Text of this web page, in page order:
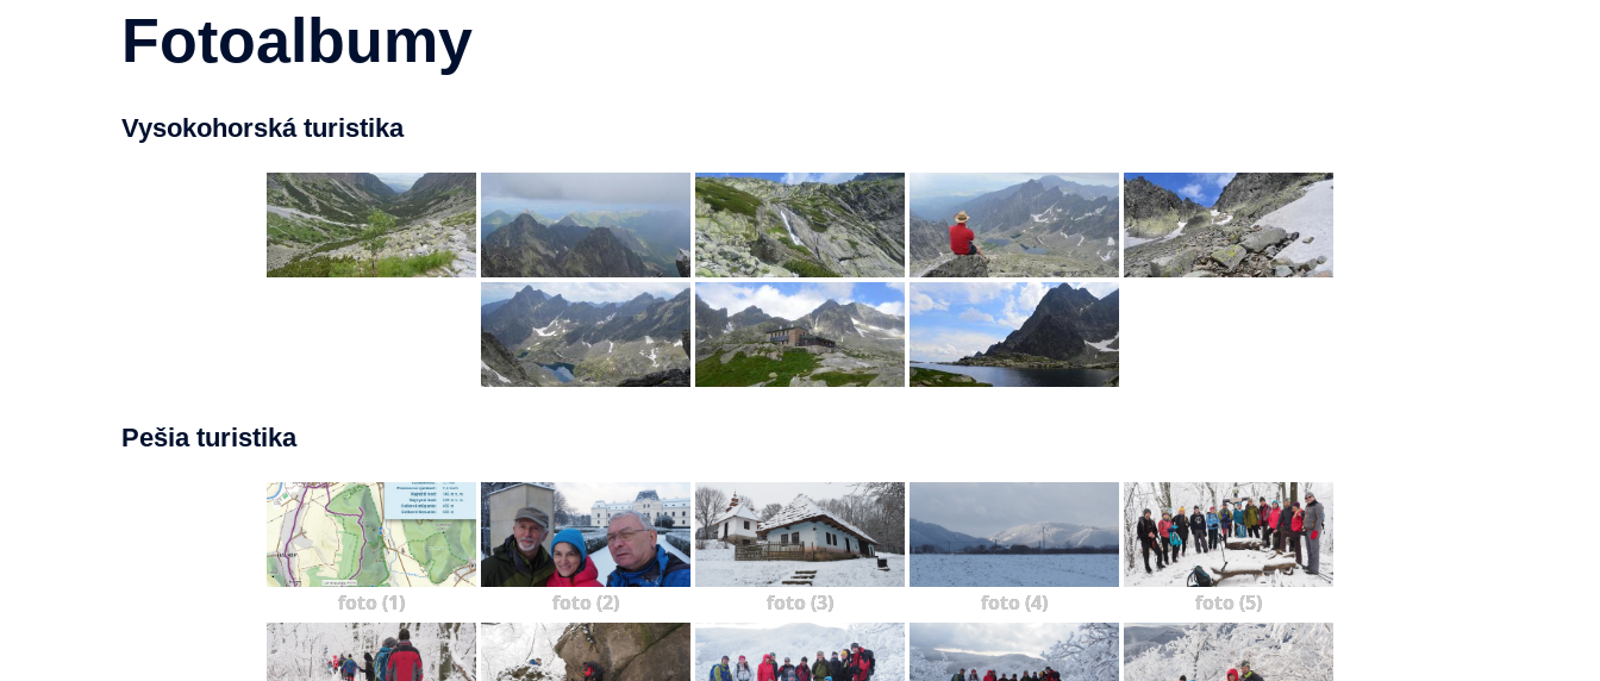
Fotoalbumy
Vysokohorská turistika
Pešia turistika
foto (1) foto (2) foto (3) foto (4) foto (5)